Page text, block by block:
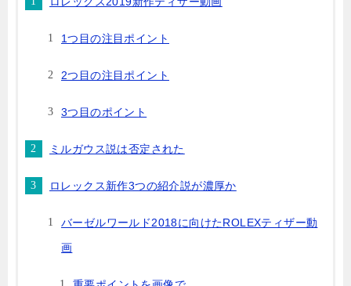
1つ目の注目ポイント
2つ目の注目ポイント
3つ目のポイント
ミルガウス説は否定された
ロレックス新作3つの紹介説が濃厚か
バーゼルワールド2018に向けたROLEXティザー動
画